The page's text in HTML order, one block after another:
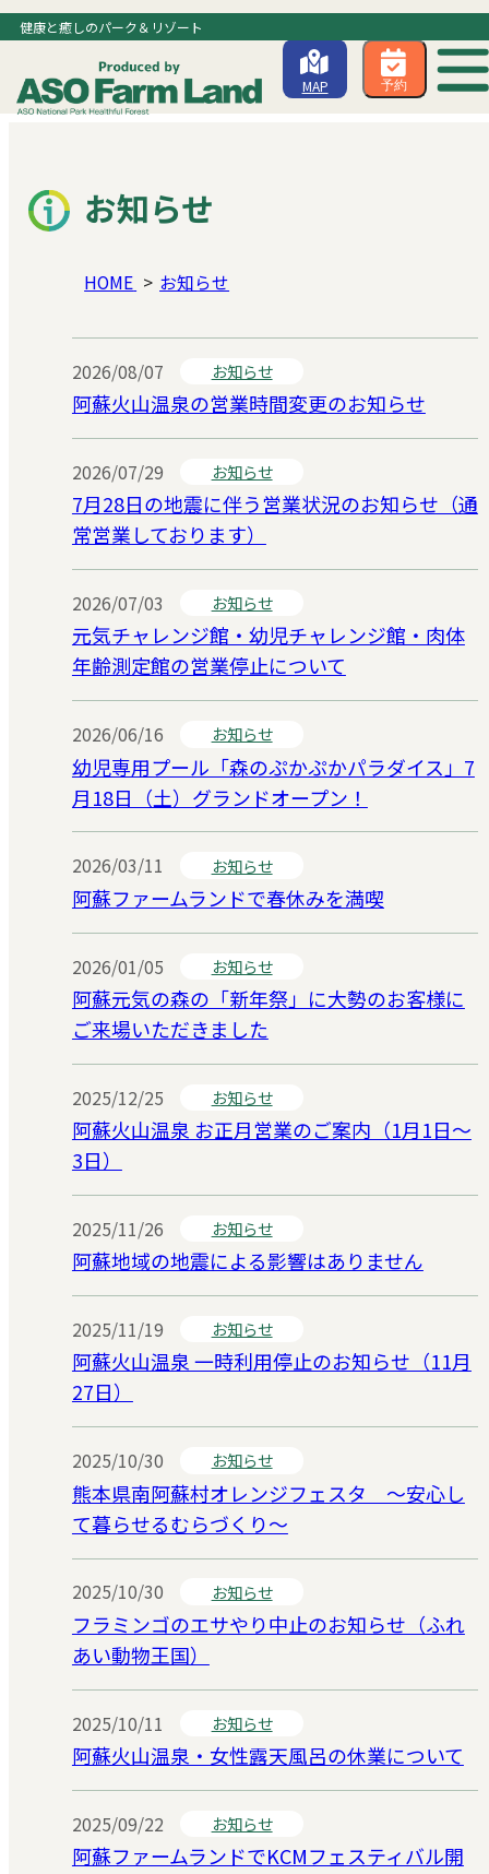
健康と癒しのパーク＆リゾート
MAP 予約
お知らせ
HOME お知らせ
2026/08/07 お知らせ
阿蘇火山温泉の営業時間変更のお知らせ
2026/07/29 お知らせ
7月28日の地震に伴う営業状況のお知らせ（通
常営業しております）
2026/07/03 お知らせ
元気チャレンジ館・幼児チャレンジ館・肉体
年齢測定館の営業停止について
2026/06/16 お知らせ
幼児専用プール「森のぷかぷかパラダイス」7
月18日（土）グランドオープン！
2026/03/11 お知らせ
阿蘇ファームランドで春休みを満喫
2026/01/05 お知らせ
阿蘇元気の森の「新年祭」に大勢のお客様に
ご来場いただきました
2025/12/25 お知らせ
阿蘇火山温泉 お正月営業のご案内（1月1日～
3日）
2025/11/26 お知らせ
阿蘇地域の地震による影響はありません
2025/11/19 お知らせ
阿蘇火山温泉 一時利用停止のお知らせ（11月
27日）
2025/10/30 お知らせ
熊本県南阿蘇村オレンジフェスタ ～安心し
て暮らせるむらづくり～
2025/10/30 お知らせ
フラミンゴのエサやり中止のお知らせ（ふれ
あい動物王国）
2025/10/11 お知らせ
阿蘇火山温泉・女性露天風呂の休業について
2025/09/22 お知らせ
阿蘇ファームランドでKCMフェスティバル開